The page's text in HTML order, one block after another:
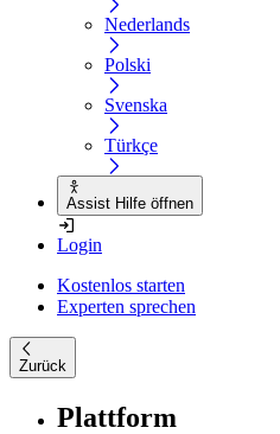
Nederlands
Polski
Svenska
Türkçe
Assist Hilfe öffnen
Login
Kostenlos starten
Experten sprechen
Zurück
Plattform